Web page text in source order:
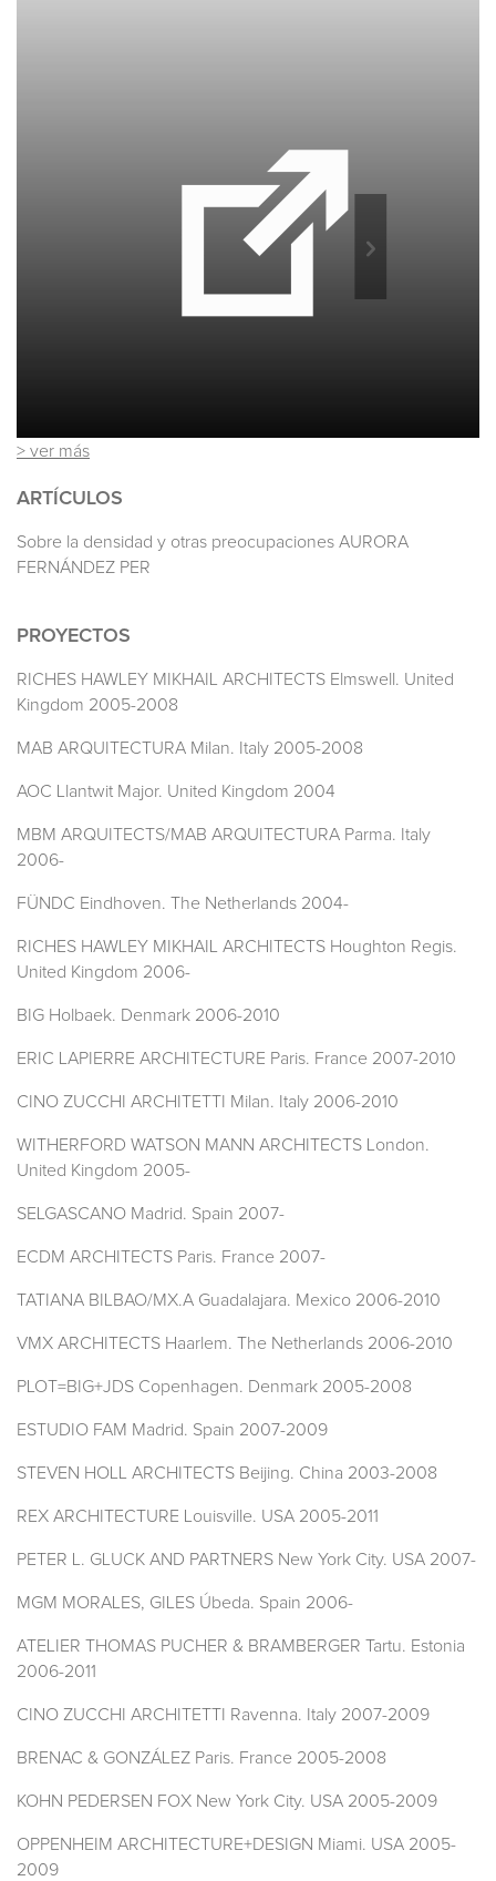
> ver más
ARTÍCULOS
Sobre la densidad y otras preocupaciones AURORA
FERNÁNDEZ PER
PROYECTOS
RICHES HAWLEY MIKHAIL ARCHITECTS Elmswell. United
Kingdom 2005-2008
MAB ARQUITECTURA Milan. Italy 2005-2008
AOC Llantwit Major. United Kingdom 2004
MBM ARQUITECTS/MAB ARQUITECTURA Parma. Italy
2006-
FÜNDC Eindhoven. The Netherlands 2004-
RICHES HAWLEY MIKHAIL ARCHITECTS Houghton Regis.
United Kingdom 2006-
BIG Holbaek. Denmark 2006-2010
ERIC LAPIERRE ARCHITECTURE Paris. France 2007-2010
CINO ZUCCHI ARCHITETTI Milan. Italy 2006-2010
WITHERFORD WATSON MANN ARCHITECTS London.
United Kingdom 2005-
SELGASCANO Madrid. Spain 2007-
ECDM ARCHITECTS Paris. France 2007-
TATIANA BILBAO/MX.A Guadalajara. Mexico 2006-2010
VMX ARCHITECTS Haarlem. The Netherlands 2006-2010
PLOT=BIG+JDS Copenhagen. Denmark 2005-2008
ESTUDIO FAM Madrid. Spain 2007-2009
STEVEN HOLL ARCHITECTS Beijing. China 2003-2008
REX ARCHITECTURE Louisville. USA 2005-2011
PETER L. GLUCK AND PARTNERS New York City. USA 2007-
MGM MORALES, GILES Úbeda. Spain 2006-
ATELIER THOMAS PUCHER & BRAMBERGER Tartu. Estonia
2006-2011
CINO ZUCCHI ARCHITETTI Ravenna. Italy 2007-2009
BRENAC & GONZÁLEZ Paris. France 2005-2008
KOHN PEDERSEN FOX New York City. USA 2005-2009
OPPENHEIM ARCHITECTURE+DESIGN Miami. USA 2005-
2009